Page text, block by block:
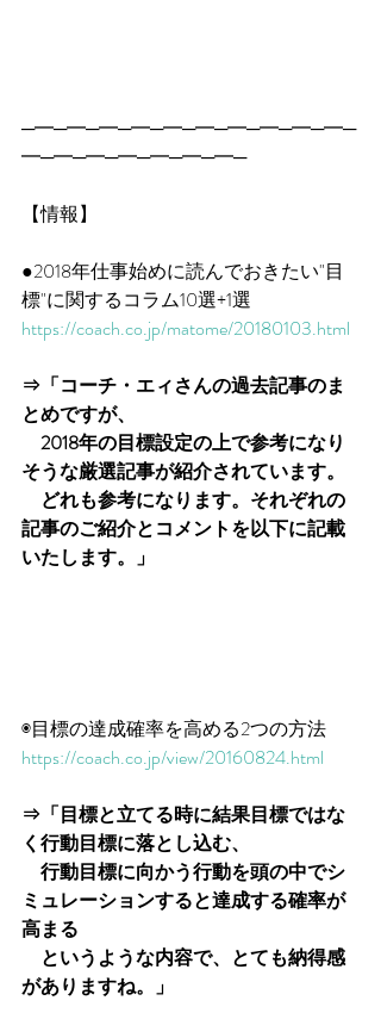
─━─━─━─━─━─━─━─━─━─━─
━─━─━─━─━─━─━─
【情報】
●2018年仕事始めに読んでおきたい"目
標"に関するコラム10選+1選
https://coach.co.jp/matome/20180103.html
⇒「コーチ・エィさんの過去記事のま
とめですが、
2018年の目標設定の上で参考になり
そうな厳選記事が紹介されています。
どれも参考になります。それぞれの
記事のご紹介とコメントを以下に記載
いたします。」
◉目標の達成確率を高める2つの方法
https://coach.co.jp/view/20160824.html​
⇒「目標と立てる時に結果目標ではな
く行動目標に落とし込む、
行動目標に向かう行動を頭の中でシ
ミュレーションすると達成する確率が
高まる
というような内容で、とても納得感
がありますね。」